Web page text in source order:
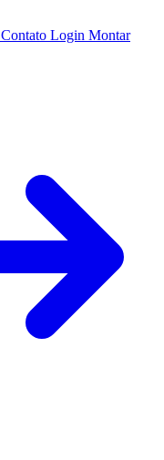
Contato Login Montar